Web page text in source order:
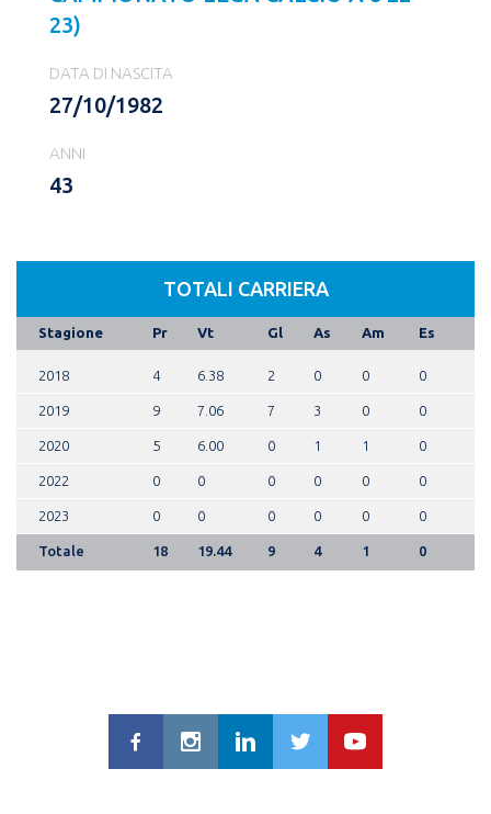
23)
DATA DI NASCITA
27/10/1982
ANNI
43
TOTALI CARRIERA
Stagione Pr Vt Gl As Am Es
2018 4 6.38 2 0 0 0
2019 9 7.06 7 3 0 0
2020 5 6.00 0 1 1 0
2022 0 0 0 0 0 0
2023 0 0 0 0 0 0
Totale 18 19.44 9 4 1 0